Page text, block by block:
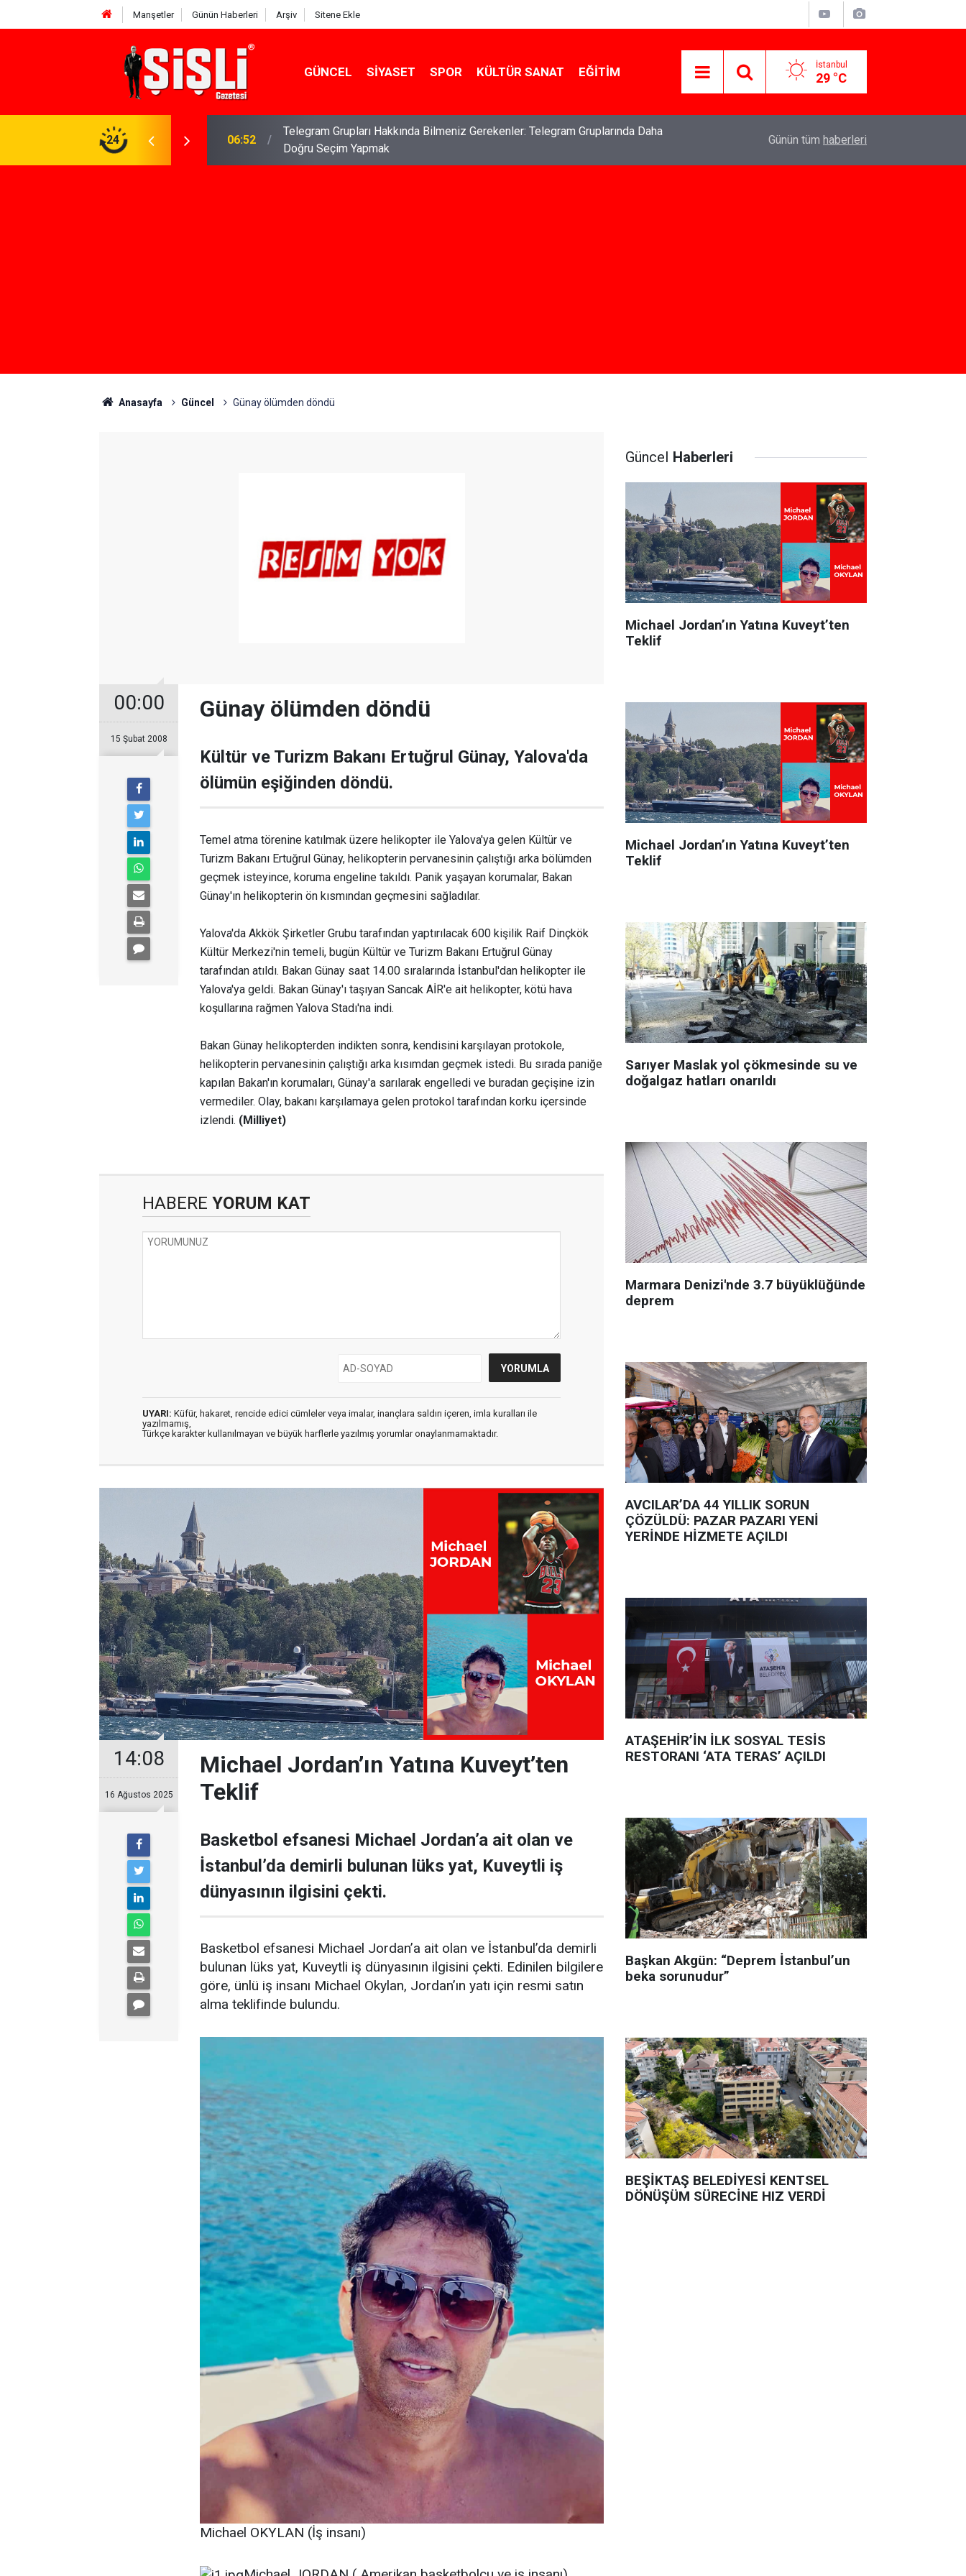
Manşetler Günün Haberleri Arşiv Sitene Ekle
GÜNCEL SIYASET SPOR KÜLTÜR SANAT EĞITIM İstanbul
29 °C
24
Gerekenler: Telegram Gruplarında Daha
04:43 İş Davaları: Haklarınızı Bilmek ve Koruma Altına Almak Özlem Drahyalı Kimdir, Nereli ve Kaç
Günün tüm haberleri
Anasayfa Güncel Günay ölümden döndü
00:00
15 Şubat 2008
Günay ölümden döndü
Kültür ve Turizm Bakanı Ertuğrul Günay, Yalova'da
ölümün eşiğinden döndü.
Temel atma törenine katılmak üzere helikopter ile Yalova'ya gelen Kültür ve
Turizm Bakanı Ertuğrul Günay, helikopterin pervanesinin çalıştığı arka bölümden
geçmek isteyince, koruma engeline takıldı. Panik yaşayan korumalar, Bakan
Günay'ın helikopterin ön kısmından geçmesini sağladılar.
Yalova'da Akkök Şirketler Grubu tarafından yaptırılacak 600 kişilik Raif Dinçkök
Kültür Merkezi'nin temeli, bugün Kültür ve Turizm Bakanı Ertuğrul Günay
tarafından atıldı. Bakan Günay saat 14.00 sıralarında İstanbul'dan helikopter ile
Yalova'ya geldi. Bakan Günay'ı taşıyan Sancak AİR'e ait helikopter, kötü hava
koşullarına rağmen Yalova Stadı'na indi.
Bakan Günay helikopterden indikten sonra, kendisini karşılayan protokole,
helikopterin pervanesinin çalıştığı arka kısımdan geçmek istedi. Bu sırada paniğe
kapılan Bakan'ın korumaları, Günay'a sarılarak engelledi ve buradan geçişine izin
vermediler. Olay, bakanı karşılamaya gelen protokol tarafından korku içersinde
izlendi. (Milliyet)
HABERE YORUM KAT
UYARI: Küfür, hakaret, rencide edici cümleler veya imalar, inançlara saldırı içeren, imla kuralları ile
yazılmamış,
Türkçe karakter kullanılmayan ve büyük harflerle yazılmış yorumlar onaylanmamaktadır.
14:08
16 Ağustos 2025
Michael Jordan’ın Yatına Kuveyt’ten
Teklif
Basketbol efsanesi Michael Jordan’a ait olan ve
İstanbul’da demirli bulunan lüks yat, Kuveytli iş
dünyasının ilgisini çekti.
Basketbol efsanesi Michael Jordan’a ait olan ve İstanbul’da demirli
bulunan lüks yat, Kuveytli iş dünyasının ilgisini çekti. Edinilen bilgilere
göre, ünlü iş insanı Michael Okylan, Jordan’ın yatı için resmi satın
alma teklifinde bulundu.
Michael OKYLAN (İş insanı)
Güncel Haberleri
Michael Jordan’ın Yatına Kuveyt’ten
Teklif
Michael Jordan’ın Yatına Kuveyt’ten
Teklif
Sarıyer Maslak yol çökmesinde su ve
doğalgaz hatları onarıldı
Marmara Denizi'nde 3.7 büyüklüğünde
deprem
AVCILAR’DA 44 YILLIK SORUN
ÇÖZÜLDÜ: PAZAR PAZARI YENİ
YERİNDE HİZMETE AÇILDI
ATAŞEHİR’İN İLK SOSYAL TESİS
RESTORANI ‘ATA TERAS’ AÇILDI
Başkan Akgün: “Deprem İstanbul’un
beka sorunudur”
BEŞİKTAŞ BELEDİYESİ KENTSEL
DÖNÜŞÜM SÜRECİNE HIZ VERDİ